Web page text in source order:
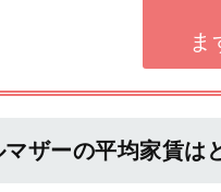
ま
マザーの平均家賃は